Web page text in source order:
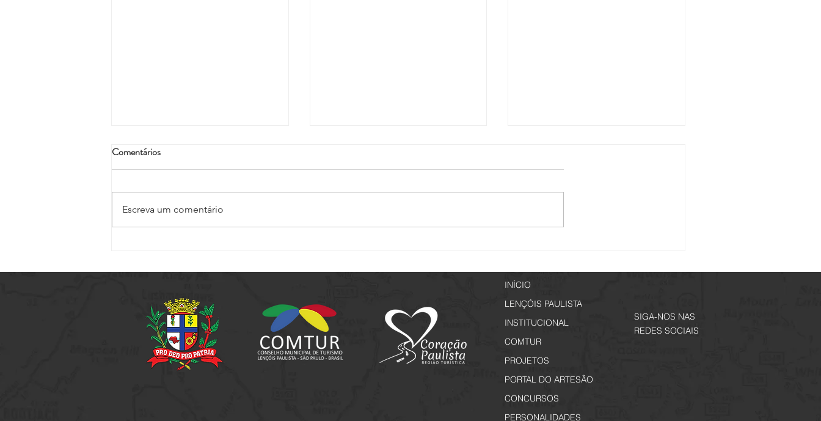
Comentários
Escreva um comentário
INÍCIO
LENÇÓIS PAULISTA
INSTITUCIONAL
COMTUR
PROJETOS
PORTAL DO ARTESÃO
CONCURSOS
PERSONALIDADES
SIGA-NOS NAS
REDES SOCIAIS